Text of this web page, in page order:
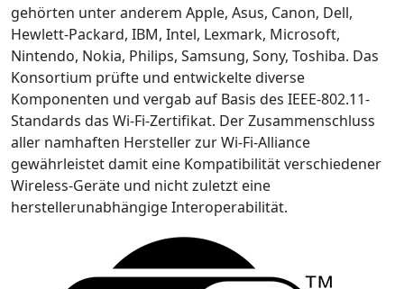
gehörten unter anderem Apple, Asus, Canon, Dell,
Hewlett-Packard, IBM, Intel, Lexmark, Microsoft,
Nintendo, Nokia, Philips, Samsung, Sony, Toshiba. Das
Konsortium prüfte und entwickelte diverse
Komponenten und vergab auf Basis des IEEE-802.11-
Standards das Wi-Fi-Zertifikat. Der Zusammenschluss
aller namhaften Hersteller zur Wi-Fi-Alliance
gewährleistet damit eine Kompatibilität verschiedener
Wireless-Geräte und nicht zuletzt eine
herstellerunabhängige Interoperabilität.